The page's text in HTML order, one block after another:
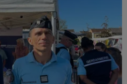
que les retours.